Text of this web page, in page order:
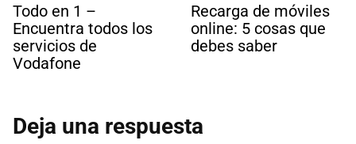
Todo en 1 –
Encuentra todos los
servicios de
Vodafone
Recarga de móviles
online: 5 cosas que
debes saber
Deja una respuesta